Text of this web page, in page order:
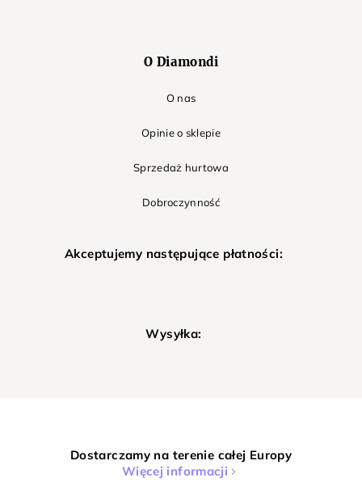
O Diamondi
O nas
Opinie o sklepie
Sprzedaż hurtowa
Dobroczynność
Akceptujemy następujące płatności:
Wysyłka:
Dostarczamy na terenie całej Europy
Więcej informacji